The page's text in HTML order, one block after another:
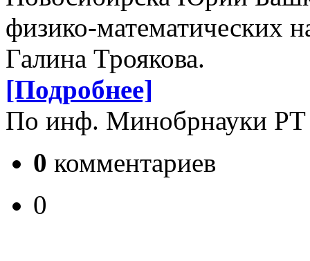
физико-математических
Галина Троякова.
[Подробнее]
По инф. Минобрнауки РТ
0 комментариев
0